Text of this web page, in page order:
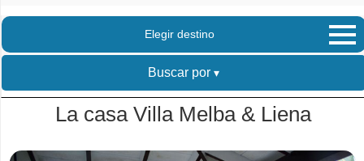
Elegir destino
Buscar por
La casa Villa Melba & Liena